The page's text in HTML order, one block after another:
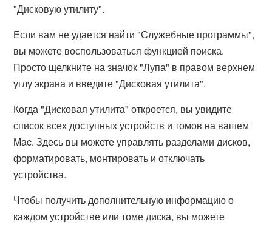
"Дисковую утилиту".
Если вам не удается найти "Служебные программы",
вы можете воспользоваться функцией поиска.
Просто щелкните на значок "Лупа" в правом верхнем
углу экрана и введите "Дисковая утилита".
Когда "Дисковая утилита" откроется, вы увидите
список всех доступных устройств и томов на вашем
Mac. Здесь вы можете управлять разделами дисков,
форматировать, монтировать и отключать
устройства.
Чтобы получить дополнительную информацию о
каждом устройстве или томе диска, вы можете